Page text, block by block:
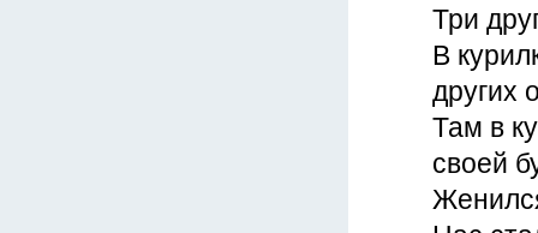
Три
В
других
Там в
своей